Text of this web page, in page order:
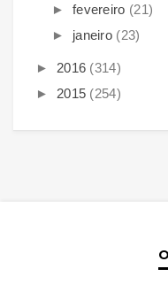
► fevereiro (21)
► janeiro (23)
► 2016 (314)
► 2015 (254)